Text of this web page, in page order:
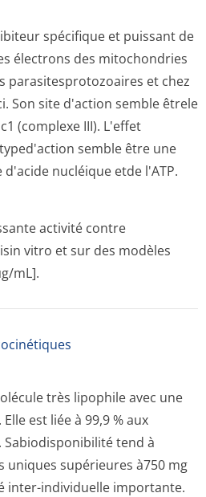
spécifique et puissant de
électrons des mitochondries
parasitesproto­zoaires et chez
Son site d'action semble êtrele
(complexe III). L'effet
semble être une
nucléique etde l'ATP.
activité contre
vitro et sur des modèles
mL].
très lipophile avec une
est liée à 99,9 % aux
tend à
uniques supérieures à750 mg
inter-individuelle importante.